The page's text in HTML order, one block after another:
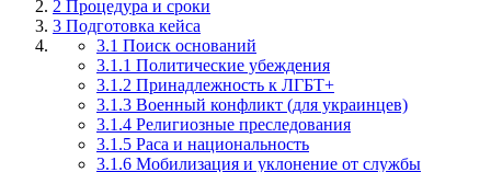
2 Процедура и сроки
3 Подготовка кейса
3.1 Поиск оснований
3.1.1 Политические убеждения
3.1.2 Принадлежность к ЛГБТ+
3.1.3 Военный конфликт (для украинцев)
3.1.4 Религиозные преследования
3.1.5 Раса и национальность
3.1.6 Мобилизация и уклонение от службы